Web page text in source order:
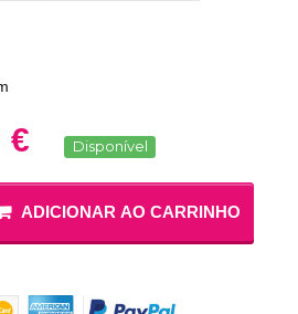
€ Disponível
ADICIONAR AO CARRINHO